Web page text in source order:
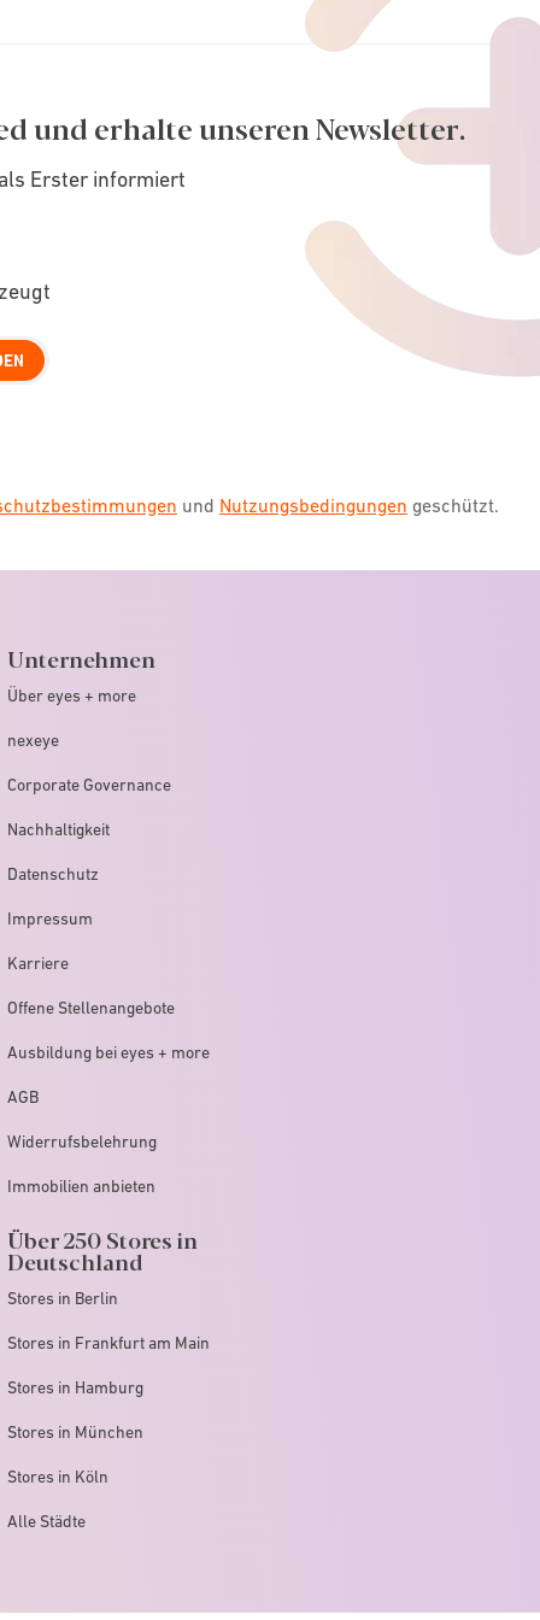
und erhalte unseren Newsletter.
Erster informiert
und Nutzungsbedingungen geschützt.
Unternehmen
Über eyes + more
nexeye
Corporate Governance
Nachhaltigkeit
Datenschutz
Impressum
Karriere
Offene Stellenangebote
Ausbildung bei eyes + more
AGB
Widerrufsbelehrung
Immobilien anbieten
Über 250 Stores in
Deutschland
Stores in Berlin
Stores in Frankfurt am Main
Stores in Hamburg
Stores in München
Stores in Köln
Alle Städte